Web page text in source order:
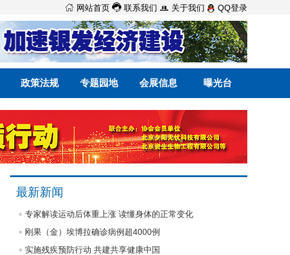
 网站首页  联系我们  关于我们 QQ登录
政策法规 专题园地 会展信息 曝光台
最新新闻
专家解读运动后体重上涨 读懂身体的正常变化
刚果（金）埃博拉确诊病例超4000例
实施残疾预防行动 共建共享健康中国